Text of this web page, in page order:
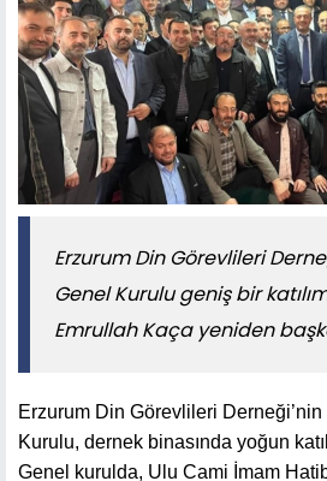
Erzurum Din Görevlileri
Genel Kurulu geniş bir
Emrullah Kaça yeniden
Erzurum Din Görevlileri
Kurulu, dernek binasında yoğun
Genel kurulda, Ulu Cami İmam